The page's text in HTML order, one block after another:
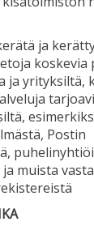
ja
koskevia
ja yrityksiltä,
Postin
muista